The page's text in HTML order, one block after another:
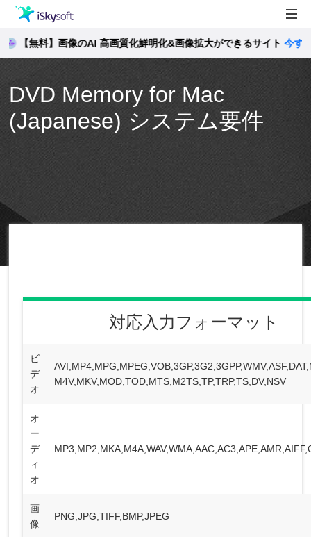
製品
Utility
製品活用事例
ストア
【無料】画像のAI 高画質化鮮明化&画像拡大ができるサイト今すぐ
DVD Memory for Mac
(Japanese) システム要件
対応入力フォーマット
ビ
デ
オ
M4V,MKV,MOD,TOD,MTS,M2TS,TP,TRP,TS,DV,NSV
オ
ー
デ
ィ
オ
画
像
PNG,JPG,TIFF,BMP,JPEG